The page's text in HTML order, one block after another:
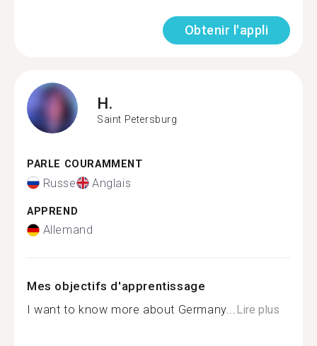
Obtenir l'appli
H.
Saint Petersburg
PARLE COURAMMENT
Russe Anglais
APPREND
Allemand
Mes objectifs d'apprentissage
I want to know more about Germany...Lire plus